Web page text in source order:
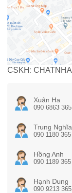
CSKH:
Xuân Hạ
090 6863 365
Trung Nghĩa
090 1180 365
Hồng Anh
090 1189 365
Hạnh Dung
090 9213 365